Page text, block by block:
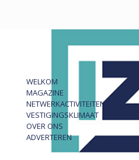
WELKOM
MAGAZINE
NETWERKACTIVITEITEN
VESTIGINGSKLIMAAT
OVER ONS
ADVERTEREN